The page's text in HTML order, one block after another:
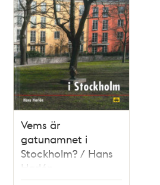
Vems är
gatunamnet i
Stockholm? / Hans
Harlén